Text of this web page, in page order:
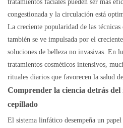
tratamientos faciales pueden ser más
congestionada y la circulación está
La creciente popularidad de las
también se ve impulsada por el
soluciones de belleza no invasivas. En
tratamientos cosméticos intensivos,
rituales diarios que favorecen la salud
Comprender la ciencia detrás del
cepillado
El sistema linfático desempeña un